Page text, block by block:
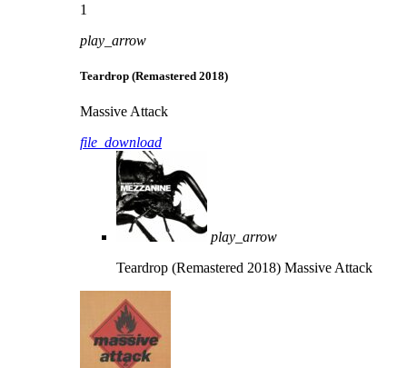
1
play_arrow
Teardrop (Remastered 2018)
Massive Attack
file_download
play_arrow
Teardrop (Remastered 2018) Massive Attack